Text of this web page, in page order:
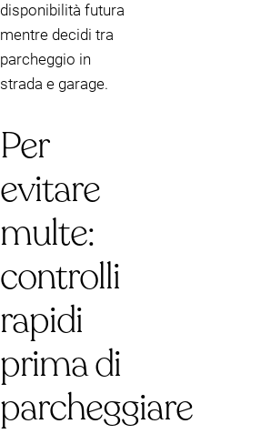
disponibilità futura
mentre decidi tra
parcheggio in
strada e garage.
Per
evitare
multe:
controlli
rapidi
prima di
parcheggiare